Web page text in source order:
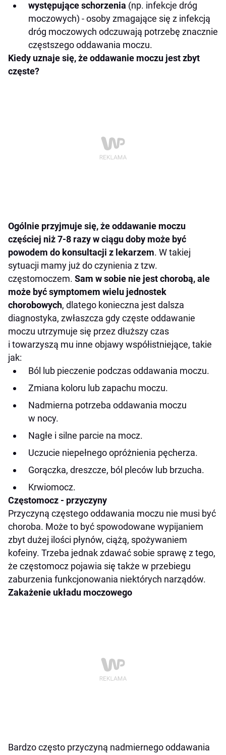
występujące schorzenia (np. infekcje dróg
moczowych) - osoby zmagające się z infekcją
dróg moczowych odczuwają potrzebę znacznie
częstszego oddawania moczu.
Kiedy uznaje się, że oddawanie moczu jest zbyt
częste?
Ogólnie przyjmuje się, że oddawanie moczu
częściej niż 7-8 razy w ciągu doby może być
powodem do konsultacji z lekarzem. W takiej
sytuacji mamy już do czynienia z tzw.
częstomoczem. Sam w sobie nie jest chorobą, ale
może być symptomem wielu jednostek
chorobowych, dlatego konieczna jest dalsza
diagnostyka, zwłaszcza gdy częste oddawanie
moczu utrzymuje się przez dłuższy czas
i towarzyszą mu inne objawy współistniejące, takie
jak:
Ból lub pieczenie podczas oddawania moczu.
Zmiana koloru lub zapachu moczu.
Nadmierna potrzeba oddawania moczu
w nocy.
Nagłe i silne parcie na mocz.
Uczucie niepełnego opróżnienia pęcherza.
Gorączka, dreszcze, ból pleców lub brzucha.
Krwiomocz.
Częstomocz - przyczyny
Przyczyną częstego oddawania moczu nie musi być
choroba. Może to być spowodowane wypijaniem
zbyt dużej ilości płynów, ciążą, spożywaniem
kofeiny. Trzeba jednak zdawać sobie sprawę z tego,
że częstomocz pojawia się także w przebiegu
zaburzenia funkcjonowania niektórych narządów.
Zakażenie układu moczowego
Bardzo często przyczyną nadmiernego oddawania